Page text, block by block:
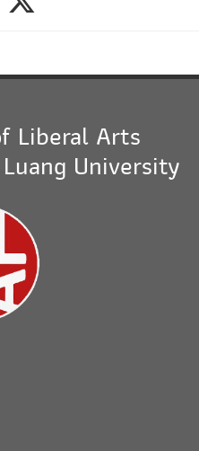
Liberal Arts
Luang University